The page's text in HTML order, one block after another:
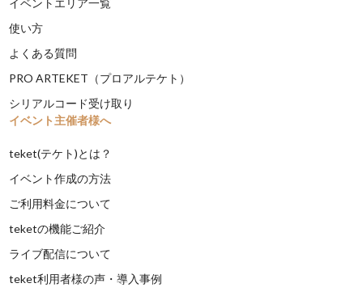
イベントエリア一覧
使い方
よくある質問
PRO ARTEKET（プロアルテケト）
シリアルコード受け取り
イベント主催者様へ
teket(テケト)とは？
イベント作成の方法
ご利用料金について
teketの機能ご紹介
ライブ配信について
teket利用者様の声・導入事例